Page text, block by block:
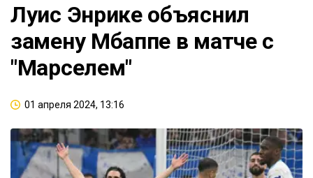
Луис Энрике объяснил
замену Мбаппе в матче с
"Марселем"
01 апреля 2024, 13:16